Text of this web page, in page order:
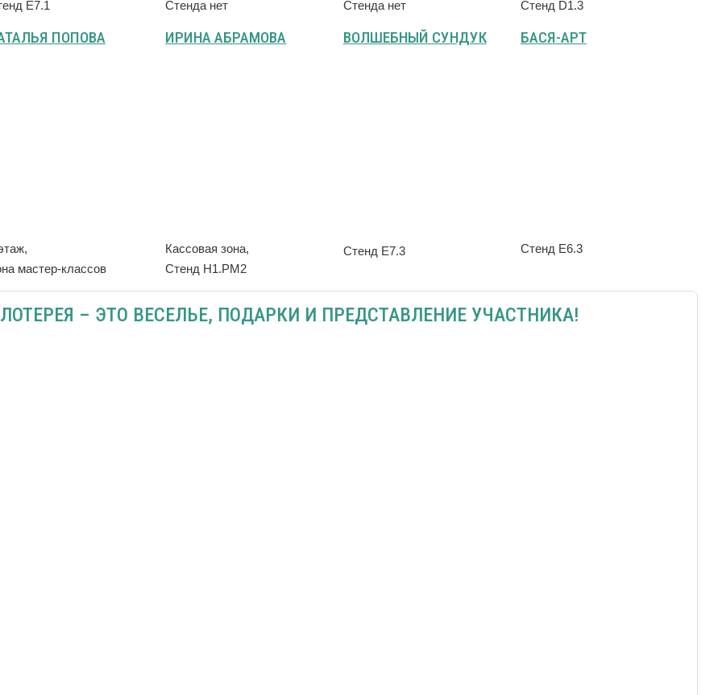
Е7.1 Стенда нет Стенда нет Стенд D1.3
ПОПОВА ИРИНА АБРАМОВА ВОЛШЕБНЫЙ СУНДУК БАСЯ-АРТ
мастер-классов
Кассовая зона,
Стенд Н1.РМ2
Стенд Е7.3 Стенд Е6.3
ЛОТЕРЕЯ – ЭТО ВЕСЕЛЬЕ, ПОДАРКИ И ПРЕДСТАВЛЕНИЕ УЧАСТНИКА!